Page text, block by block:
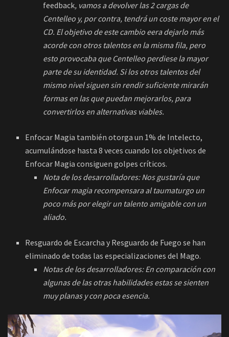
feedback, vamos a devolver las 2 cargas de
Centelleo y, por contra, tendrá un coste mayor en el
CD. El objetivo de este cambio eera dejarlo más
acorde con otros talentos en la misma fila, pero
esto provocaba que Centelleo perdiese la mayor
parte de su identidad. Si los otros talentos del
mismo nivel siguen sin rendir suficiente mirarán
formas en las que puedan mejorarlos, para
convertirlos en alternativas viables.
Enfocar Magia también otorga un 1% de Intelecto,
acumulándose hasta 8 veces cuando los objetivos de
Enfocar Magia consiguen golpes críticos.
Nota de los desarrolladores: Nos gustaría que
Enfocar magia recompensara al taumaturgo un
poco más por elegir un talento amigable con un
aliado.
Resguardo de Escarcha y Resguardo de Fuego se han
eliminado de todas las especializaciones del Mago.
Notas de los desarrolladores: En comparación con
algunas de las otras habilidades estas se sienten
muy planas y con poca esencia.